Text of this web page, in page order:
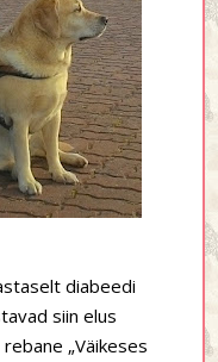
diabeedi
siin elus
„Väikeses